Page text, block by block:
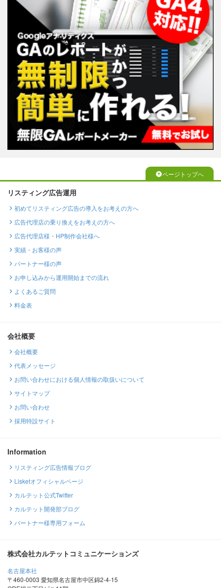
ページトップへ
リスティング広告運用
初めてリスティング広告の導入をお考えの方へ
広告代理店の乗り換えをお考えの方へ
広告代理店様・HP制作会社様へ
実績・お客様の声
パートナー様の声
お申し込みから運用開始までの流れ
よくあるご質問
料金表
会社概要
会社概要
代表メッセージ
お問い合わせにおける個人情報の取扱いについて
サイトマップ
お問い合わせ
採用特設サイト
Information
リスティング広告情報ブログ
Lisketオフィシャルページ
カルテット公式Twitter
カルテット開発部ブログ
パートナー様専用フォーム
株式会社カルテットコミュニケーションズ
名古屋本社
〒460-0003 愛知県名古屋市中区錦2-4-15